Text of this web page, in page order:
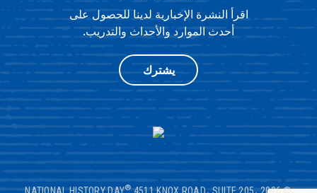
اقرأ النشرة الإخبارية لدينا للحصول على
أحدث الموارد والأحداث والتدريب.
يشترك
© 2026 NATIONAL HISTORY DAY
® 4511 KNOX ROAD، SUITE 205،